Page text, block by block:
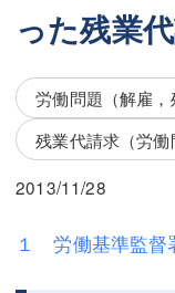
坂本 陽一
三平 隆史
吉元 優仁
弁護士費用
坂本 陽一
三平 隆史
吉元 優仁
不動産
った残業
労働問題（解雇，
残業代請求（労働
2013/11/28
１ 労働基準監督